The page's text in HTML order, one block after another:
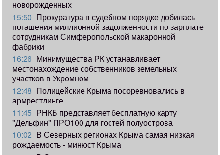
новорожденных
15:50 Прокуратура в судебном порядке добилась
погашения миллионной задолженности по зарплате
сотрудникам Симферопольской макаронной
фабрики
16:26 Минимущества РК устанавливает
местонахождение собственников земельных
участков в Укромном
12:48 Полицейские Крыма посоревновались в
армрестлинге
11:45 РНКБ представляет бесплатную карту
"Дельфин" ПРО100 для гостей полуострова
10:02 В Северных регионах Крыма самая низкая
рождаемость - минюст Крыма